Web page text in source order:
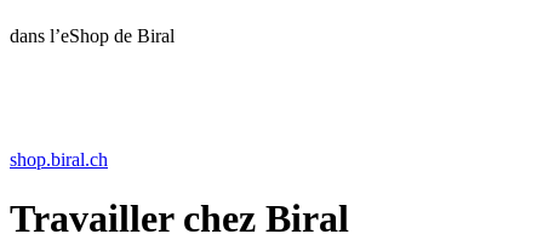
dans l’eShop de Biral
shop.biral.ch
Travailler chez Biral